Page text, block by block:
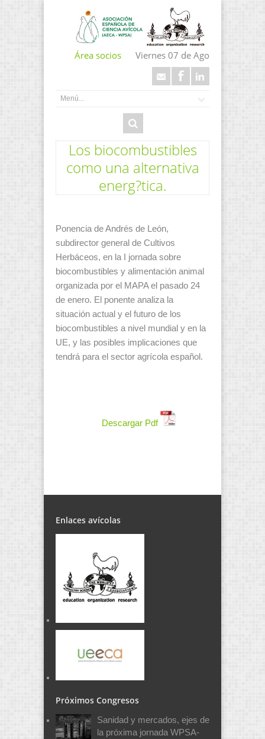
Área socios Viernes 07 de Ago
Los biocombustibles
como una alternativa
energ?tica.
Ponencia de Andrés de León,
subdirector general de Cultivos
Herbáceos, en la I jornada sobre
biocombustibles y alimentación animal
organizada por el MAPA el pasado 24
de enero. El ponente analiza la
situación actual y el futuro de los
biocombustibles a nivel mundial y en la
UE, y las posibles implicaciones que
tendrá para el sector agrícola español.
Descargar Pdf
Enlaces avícolas
Próximos Congresos
Sanidad y mercados, ejes de
la próxima jornada WPSA-